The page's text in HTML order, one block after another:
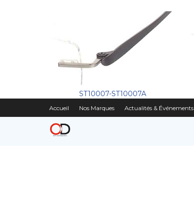
ST10007-ST10007A
Accueil Nos Marques Actualités & Événements